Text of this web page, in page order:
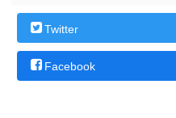
Twitter
Facebook